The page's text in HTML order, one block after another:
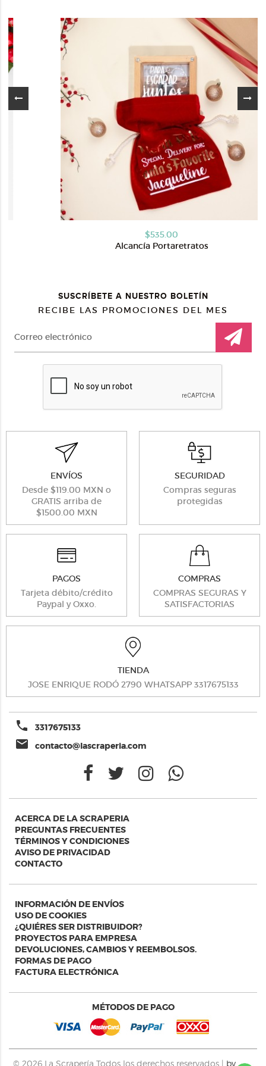
$535.00
Alcancía Portaretratos
SUSCRÍBETE A NUESTRO BOLETÍN
RECIBE LAS PROMOCIONES DEL MES
ENVÍOS
Desde $119.00 MXN o
GRATIS arriba de
$1500.00 MXN
SEGURIDAD
Compras seguras
protegidas
PAGOS
Tarjeta débito/crédito
Paypal y Oxxo.
COMPRAS
COMPRAS SEGURAS Y
SATISFACTORIAS
TIENDA
JOSE ENRIQUE RODÓ 2790 WHATSAPP 3317675133
phone 3317675133
email contacto@lascraperia.com
ACERCA DE LA SCRAPERIA
PREGUNTAS FRECUENTES
TÉRMINOS Y CONDICIONES
AVISO DE PRIVACIDAD
CONTACTO
INFORMACIÓN DE ENVÍOS
USO DE COOKIES
¿QUIÉRES SER DISTRIBUIDOR?
PROYECTOS PARA EMPRESA
DEVOLUCIONES, CAMBIOS Y REEMBOLSOS.
FORMAS DE PAGO
FACTURA ELECTRÓNICA
MÉTODOS DE PAGO
© 2026 La Scrapería Todos los derechos reservados | by